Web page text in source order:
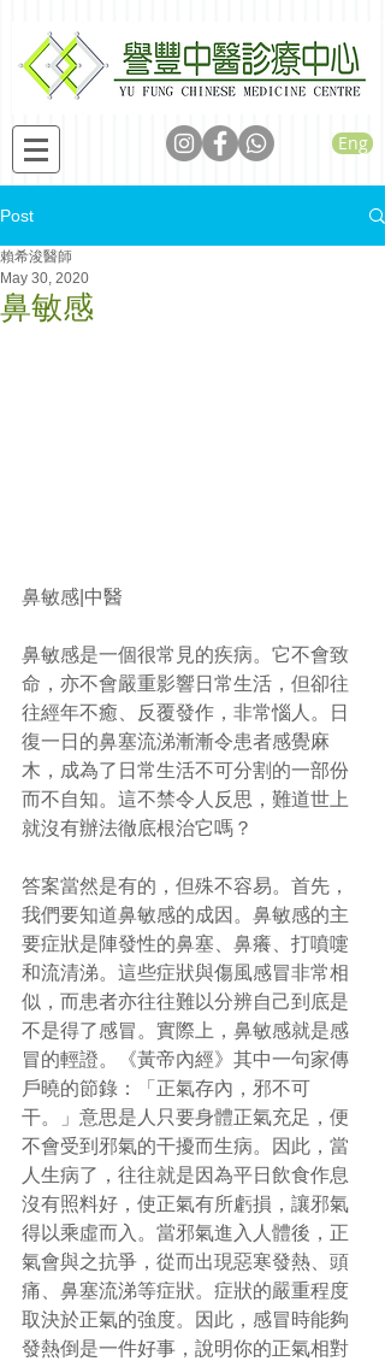
Eng
Post
鼻敏感
賴希浚醫師
May 30, 2020
鼻敏感|中醫
鼻敏感是一個很常見的疾病。它不會致
命，亦不會嚴重影響日常生活，但卻往
往經年不癒、反覆發作，非常惱人。日
復一日的鼻塞流涕漸漸令患者感覺麻
木，成為了日常生活不可分割的一部份
而不自知。這不禁令人反思，難道世上
就沒有辦法徹底根治它嗎？
答案當然是有的，但殊不容易。首先，
我們要知道鼻敏感的成因。鼻敏感的主
要症狀是陣發性的鼻塞、鼻癢、打噴嚏
和流清涕。這些症狀與傷風感冒非常相
似，而患者亦往往難以分辨自己到底是
不是得了感冒。實際上，鼻敏感就是感
冒的輕證。《黃帝內經》其中一句家傳
戶曉的節錄：「正氣存內，邪不可
干。」意思是人只要身體正氣充足，便
不會受到邪氣的干擾而生病。因此，當
人生病了，往往就是因為平日飲食作息
沒有照料好，使正氣有所虧損，讓邪氣
得以乘虛而入。當邪氣進入人體後，正
氣會與之抗爭，從而出現惡寒發熱、頭
痛、鼻塞流涕等症狀。症狀的嚴重程度
取決於正氣的強度。因此，感冒時能夠
發熱倒是一件好事，說明你的正氣相對